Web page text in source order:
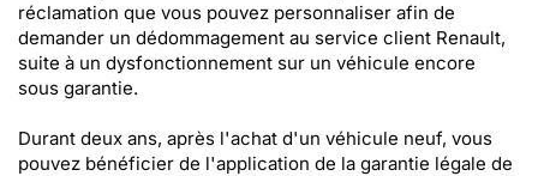
réclamation que vous pouvez personnaliser afin de
demander un dédommagement au service client Renault,
suite à un dysfonctionnement sur un véhicule encore
sous garantie.
Durant deux ans, après l'achat d'un véhicule neuf, vous
pouvez bénéficier de l'application de la garantie légale de